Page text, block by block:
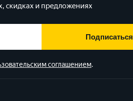
скидках и предложениях
Подписаться
соглашением.